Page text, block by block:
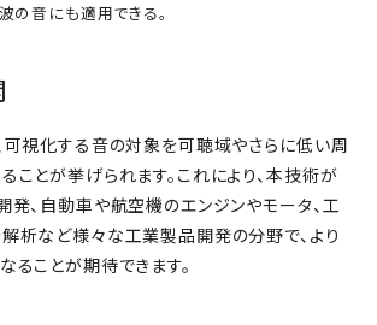
の音にも適用できる。
可視化する音の対象を可聴域やさらに低い周
ことが挙げられます。これにより、本技術が
発、自動車や航空機のエンジンやモータ、工
析など様々な工業製品開発の分野で、より
ることが期待できます。